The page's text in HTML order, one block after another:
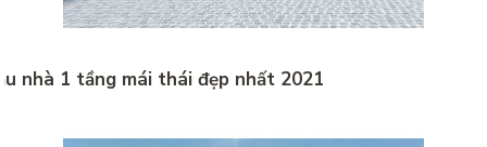
nhà 1 tầng mái thái đẹp nhất 2021